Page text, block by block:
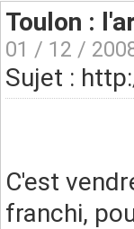
Toulon :
01 / 12 /
Sujet :
C'est
franchi,